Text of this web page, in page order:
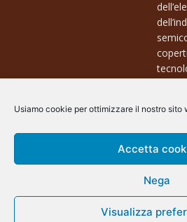
Usiamo cookie per ottimizzare il nostro sito
Accetta
Nega
Visualizza
@ArsCommunication 2023